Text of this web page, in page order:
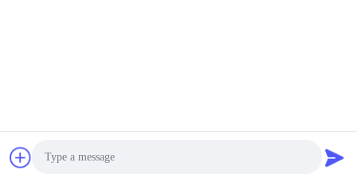
2026 HONHAI TECHNOLOGY LIMITED Όλα τα δικαιώματα